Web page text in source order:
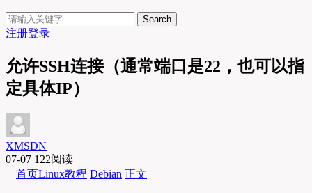
Search
注册登录
允许SSH连接（通常端口是22，也可以指
定具体IP）
XMSDN
07-07 122阅读
首页Linux教程 Debian 正文